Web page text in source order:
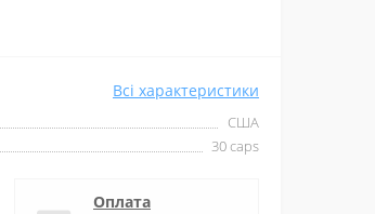
Всі характеристики
США
30 caps
Оплата